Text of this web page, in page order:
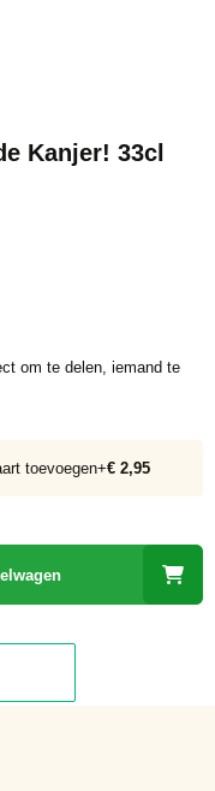
Kanjer! 33cl
om te delen, iemand te
toevoegen+€ 2,95